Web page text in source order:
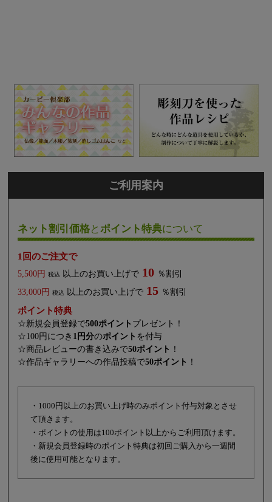
ご利用案内
ネット割引価格とポイント特典について
1回のご注文で
5,500円 税込 以上のお買い上げで 10 ％割引
33,000円
税込 以上のお買い上げで 15 ％割引
ポイント特典
☆新規会員登録で500ポイント プレゼント！
☆100円につき 1円分のポイント を付与
☆商品レビューの書き込みで50ポイント ！
☆作品ギャラリーへの作品投稿で50ポイント ！
・1000円以上のお買い上げ時のみポイント付与対象とさせ
て頂きます。
・ポイントの使用は100ポイント以上からご利用頂けます。
・新規会員登録時のポイント特典は初回ご購入から一週間
後に使用可能となります。